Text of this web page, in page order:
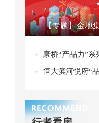
【专题】金地
康桥“产品力”
恒大滨河悦府“